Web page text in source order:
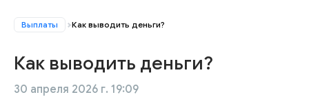
Выплаты Как выводить деньги?
Как выводить деньги?
30 апреля 2026 г. 19:09